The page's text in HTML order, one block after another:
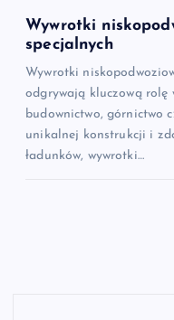
Wywrotki
specjalnych
Wywrotki
odgrywają kluczową rolę
budownictwo, górnictwo
unikalnej konstrukcji i
ładunków, wywrotki…